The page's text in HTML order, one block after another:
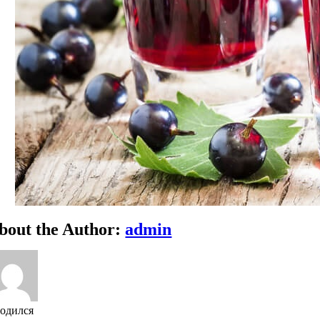
the Author:admin